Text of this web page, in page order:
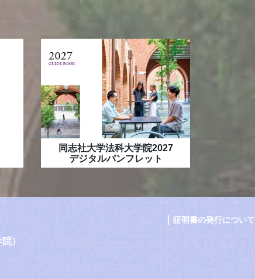
同志社大学法科大学院2027
デジタルパンフレット
証明書の発行について
）